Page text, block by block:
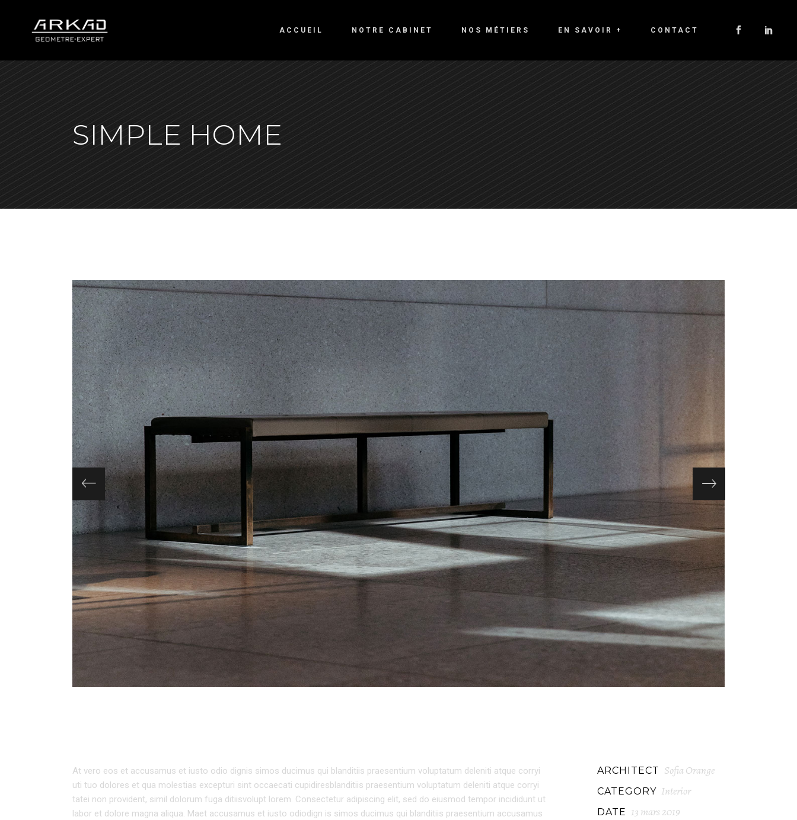
ACCUEIL NOTRE CABINET NOS MÉTIERS EN SAVOIR + CONTACT
SIMPLE HOME
At vero eos et accusamus et iusto odio dignis simos ducimus qui blanditiis praesentium voluptatum deleniti atque corryi
uti tuo dolores et qua molestias excepturi sint occaecati cupidiresblanditiis praesentium voluptatum deleniti atque corryi
tatei non provident, simil dolorum fuga ditiisvolupt lorem. Consectetur adipiscing elit, sed do eiusmod tempor incididunt ut
labor et dolore magna aliqua. Maet accusamus et iusto odiodign is simos ducimus qui blanditiis praesentium accusamus
ARCHITECT Sofia Orange
CATEGORY Interior
DATE 13 mars 2019